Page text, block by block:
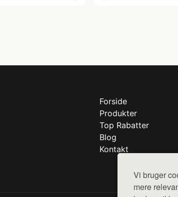
Vi bruger
mere
Forside
Produkter
Top Rabatter
Blog
Kontakt